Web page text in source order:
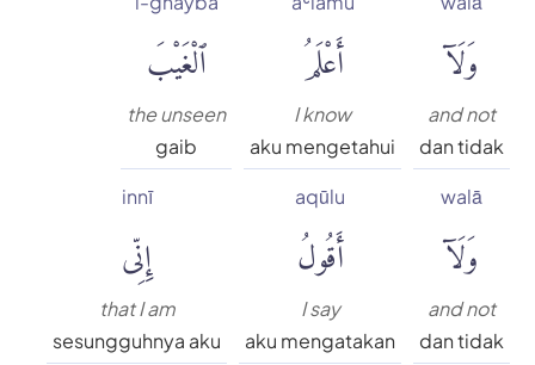
وَلَآ
and not
dan tidak
أَعْلَمُ
I know
aku mengetahui
ٱلْغَيْبَ
the unseen
gaib
walā
وَلَآ
and not
dan tidak
aqūlu
أَقُولُ
I say
aku mengatakan
innī
إِنِّى
that I am
sesungguhnya aku